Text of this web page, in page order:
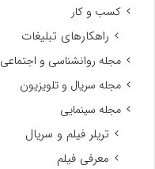
کسب و کار
راهکارهای تبلیغات
مجله روانشناسی و اجتماعی
مجله سریال و تلویزیون
مجله سینمایی
تریلر فیلم و سریال
معرفی فیلم